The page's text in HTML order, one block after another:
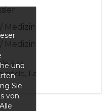
Medizin
Medizin
à sa
siècle, La
globale de
cœur de toutes
des
und
Sie
von